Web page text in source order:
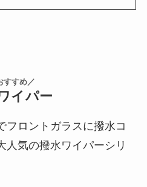
すすめ／
イパー
フロントガラスに撥水コ
人気の撥水ワイパーシリ